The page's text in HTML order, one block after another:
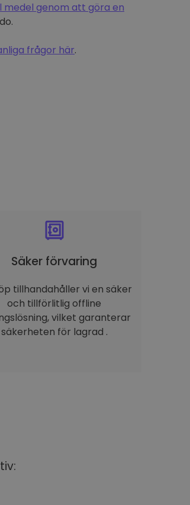
medel genom att göra en
frågor här.
Säker förvaring
tillhandahåller vi en säker
och tillförlitlig offline
vilket garanterar
säkerheten för lagrad .